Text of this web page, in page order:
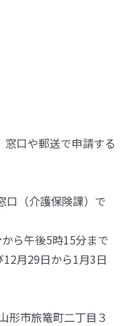
口や郵送で申請する
口（介護保険課）で
ら午後5時15分まで
月29日から1月3日
形市旅篭町二丁目３